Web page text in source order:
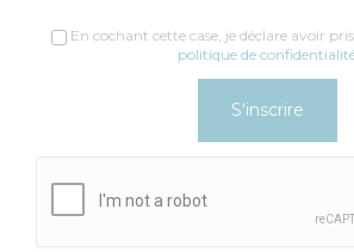
En cochant cette case, je déclare avoir
politique de